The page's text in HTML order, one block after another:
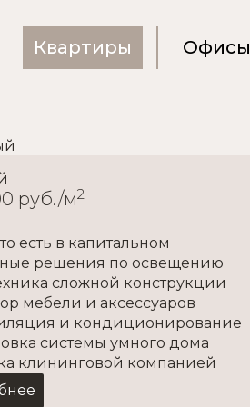
Квартиры Офисы
руб./м2
есть в капитальном
решения по освещению
сложной конструкции
мебели и аксессуаров
и кондиционирование
системы умного дома
клининговой компанией